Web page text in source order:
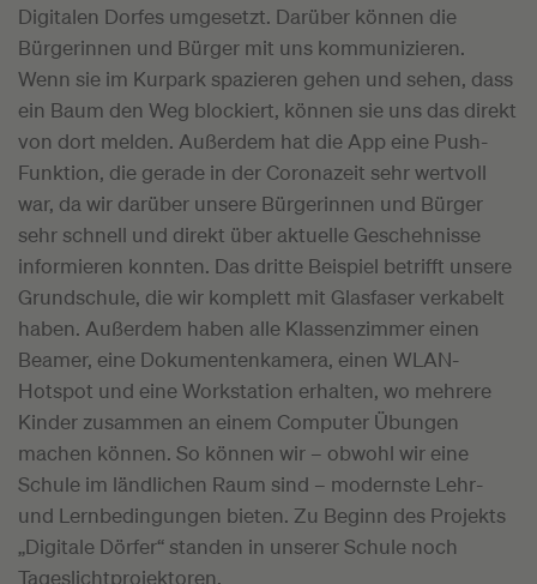
Digitalen Dorfes umgesetzt. Darüber können die
Bürgerinnen und Bürger mit uns kommunizieren.
Wenn sie im Kurpark spazieren gehen und sehen, dass
ein Baum den Weg blockiert, können sie uns das direkt
von dort melden. Außerdem hat die App eine Push-
Funktion, die gerade in der Coronazeit sehr wertvoll
war, da wir darüber unsere Bürgerinnen und Bürger
sehr schnell und direkt über aktuelle Geschehnisse
informieren konnten. Das dritte Beispiel betrifft unsere
Grundschule, die wir komplett mit Glasfaser verkabelt
haben. Außerdem haben alle Klassenzimmer einen
Beamer, eine Dokumentenkamera, einen WLAN-
Hotspot und eine Workstation erhalten, wo mehrere
Kinder zusammen an einem Computer Übungen
machen können. So können wir – obwohl wir eine
Schule im ländlichen Raum sind – modernste Lehr-
und Lernbedingungen bieten. Zu Beginn des Projekts
„Digitale Dörfer“ standen in unserer Schule noch
Tageslichtprojektoren.